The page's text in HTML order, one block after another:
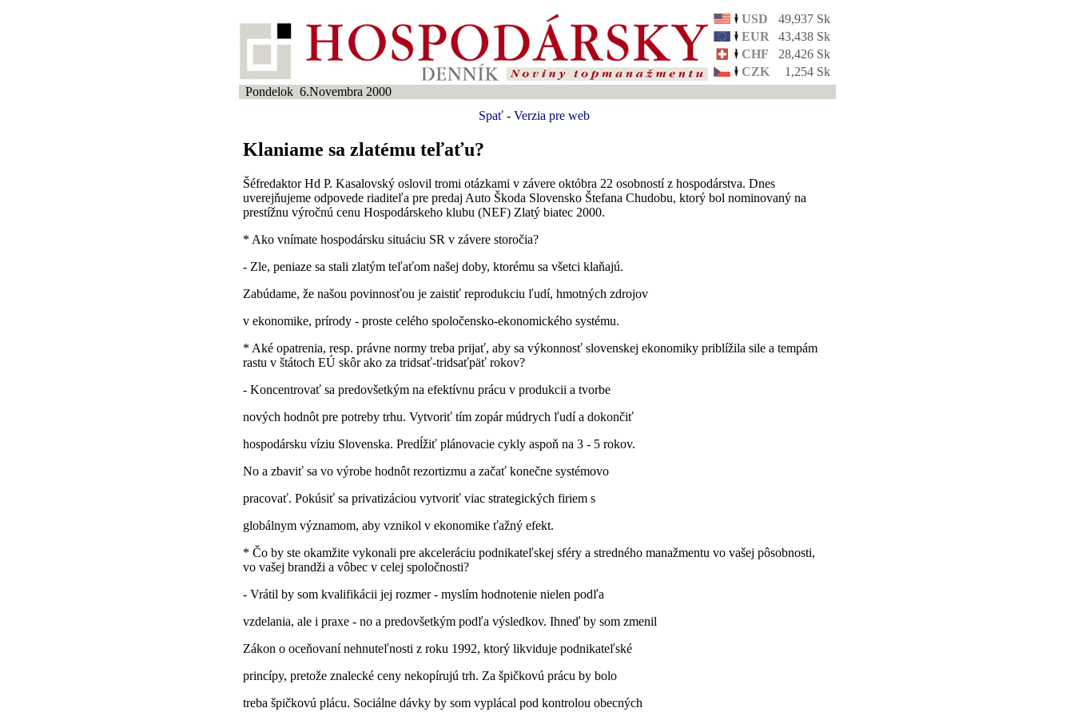
USD
49,937 Sk
EUR
43,438 Sk
CHF
28,426 Sk
CZK
1,254 Sk
Pondelok 6.Novembra 2000
Spať - Verzia pre web
Klaniame sa zlatému teľaťu?
Šéfredaktor Hd P. Kasalovský oslovil tromi otázkami v závere októbra 22 osobností z hospodárstva. Dnes
uverejňujeme odpovede riaditeľa pre predaj Auto Škoda Slovensko Štefana Chudobu, ktorý bol nominovaný na
prestížnu výročnú cenu Hospodárskeho klubu (NEF) Zlatý biatec 2000.
* Ako vnímate hospodársku situáciu SR v závere storočia?
- Zle, peniaze sa stali zlatým teľaťom našej doby, ktorému sa všetci klaňajú.
Zabúdame, že našou povinnosťou je zaistiť reprodukciu ľudí, hmotných zdrojov
v ekonomike, prírody - proste celého spoločensko-ekonomického systému.
* Aké opatrenia, resp. právne normy treba prijať, aby sa výkonnosť slovenskej ekonomiky priblížila sile a tempám
rastu v štátoch EÚ skôr ako za tridsať-tridsaťpäť rokov?
- Koncentrovať sa predovšetkým na efektívnu prácu v produkcii a tvorbe
nových hodnôt pre potreby trhu. Vytvoriť tím zopár múdrych ľudí a dokončiť
hospodársku víziu Slovenska. Predĺžiť plánovacie cykly aspoň na 3 - 5 rokov.
No a zbaviť sa vo výrobe hodnôt rezortizmu a začať konečne systémovo
pracovať. Pokúsiť sa privatizáciou vytvoriť viac strategických firiem s
globálnym významom, aby vznikol v ekonomike ťažný efekt.
* Čo by ste okamžite vykonali pre akceleráciu podnikateľskej sféry a stredného manažmentu vo vašej pôsobnosti,
vo vašej brandži a vôbec v celej spoločnosti?
- Vrátil by som kvalifikácii jej rozmer - myslím hodnotenie nielen podľa
vzdelania, ale i praxe - no a predovšetkým podľa výsledkov. Ihneď by som zmenil
Zákon o oceňovaní nehnuteľnosti z roku 1992, ktorý likviduje podnikateľské
princípy, pretože znalecké ceny nekopírujú trh. Za špičkovú prácu by bolo
treba špičkovú plácu. Sociálne dávky by som vyplácal pod kontrolou obecných